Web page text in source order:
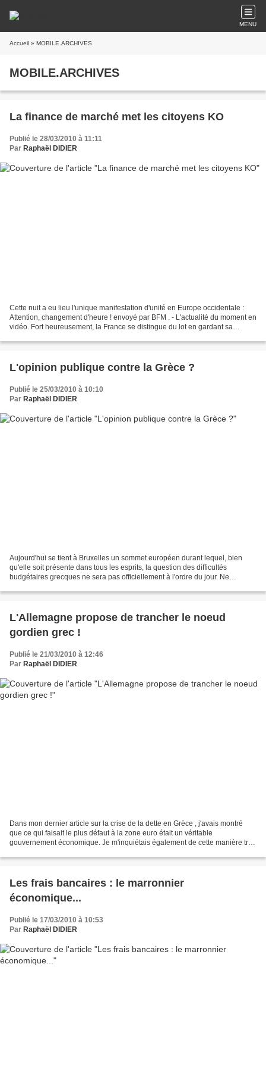
MENU
Accueil » MOBILE.ARCHIVES
MOBILE.ARCHIVES
La finance de marché met les citoyens KO
Publié le 28/03/2010 à 11:11
Par Raphaël DIDIER
Cette nuit a eu lieu l'unique manifestation d'unité en Europe occidentale :
Attention, changement d'heure ! envoyé par BFM . - L'actualité du moment en
vidéo. Fort heureusement, la France se distingue du lot en gardant sa
L'opinion publique contre la Grèce ?
Publié le 25/03/2010 à 10:10
Par Raphaël DIDIER
Aujourd'hui se tient à Bruxelles un sommet européen durant lequel, bien
qu'elle soit présente dans tous les esprits, la question des difficultés
budgétaires grecques ne sera pas officiellement à l'ordre du jour. Ne
L'Allemagne propose de trancher le noeud
gordien grec !
Publié le 21/03/2010 à 12:46
Par Raphaël DIDIER
Dans mon dernier article sur la crise de la dette en Grèce , j'avais montré
que ce qui faisait le plus défaut à la zone euro était un véritable
gouvernement économique. Je m'inquiétais également de cette manière très
Les frais bancaires : le marronnier
économique...
Publié le 17/03/2010 à 10:53
Par Raphaël DIDIER